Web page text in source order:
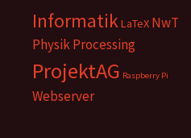
InformatikLaTeX NwT
PhysikProcessing
ProjektAG Raspberry Pi
Webserver